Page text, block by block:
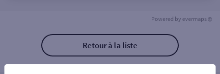
Powered by evermaps ©
Retour à la liste